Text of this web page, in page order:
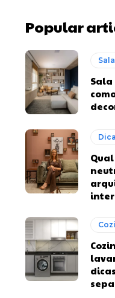
Popular
Sala
Sala